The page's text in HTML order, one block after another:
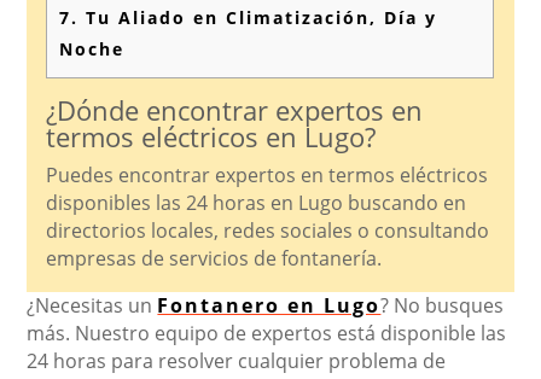
7. Tu Aliado en Climatización, Día y
Noche
¿Dónde encontrar expertos en
termos eléctricos en Lugo?
Puedes encontrar expertos en termos eléctricos
disponibles las 24 horas en Lugo buscando en
directorios locales, redes sociales o consultando
empresas de servicios de fontanería.
¿Necesitas un Fontanero en Lugo? No busques
más. Nuestro equipo de expertos está disponible las
24 horas para resolver cualquier problema de